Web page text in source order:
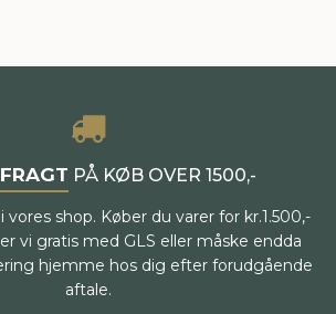
PÅ KØB OVER 1500,-
vores shop. Køber du varer for kr.1.500,-
vi gratis med GLS eller måske endda
hjemme hos dig efter forudgående
aftale.